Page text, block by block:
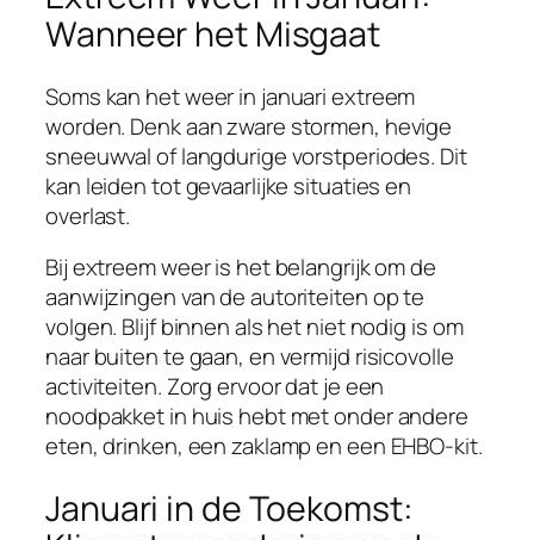
Wanneer het Misgaat
Soms kan het weer in januari extreem
worden. Denk aan zware stormen, hevige
sneeuwval of langdurige vorstperiodes. Dit
kan leiden tot gevaarlijke situaties en
overlast.
Bij extreem weer is het belangrijk om de
aanwijzingen van de autoriteiten op te
volgen. Blijf binnen als het niet nodig is om
naar buiten te gaan, en vermijd risicovolle
activiteiten. Zorg ervoor dat je een
noodpakket in huis hebt met onder andere
eten, drinken, een zaklamp en een EHBO-kit.
Januari in de Toekomst: